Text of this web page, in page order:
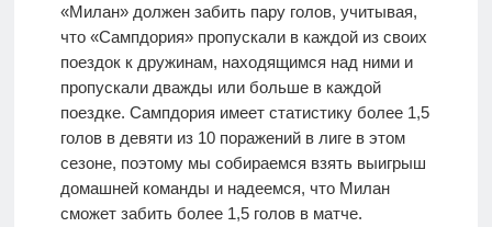
«Милан» должен забить пару голов, учитывая,
что «Сампдория» пропускали в каждой из своих
поездок к дружинам, находящимся над ними и
пропускали дважды или больше в каждой
поездке. Сампдория имеет статистику более 1,5
голов в девяти из 10 поражений в лиге в этом
сезоне, поэтому мы собираемся взять выигрыш
домашней команды и надеемся, что Милан
сможет забить более 1,5 голов в матче.